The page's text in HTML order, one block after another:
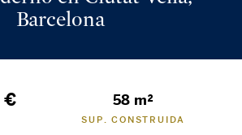
Barcelona
€ 58 m²
SUP. CONSTRUIDA